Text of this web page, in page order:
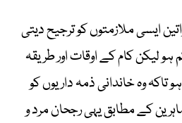
ایسی ملازمتوں کو ترجیح دیتی
ہو لیکن کام کے اوقات اور طریقہ
تاکہ وہ خاندانی ذمہ داریوں کو
کے مطابق یہی رجحان مرد و